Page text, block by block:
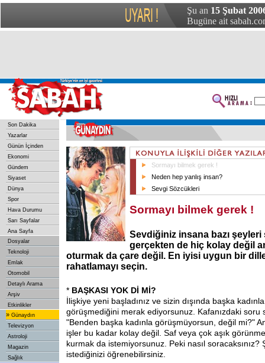
Şu an 15 Şubat
Bugüne ait
Son Dakika
Yazarlar
Günün İçinden
Ekonomi
Gündem
Siyaset
Dünya
Spor
Hava Durumu
Sarı Sayfalar
Ana Sayfa
Dosyalar
Teknoloji
Emlak
Otomobil
Detaylı Arama
Arşiv
Etkinlikler
» Günaydın
Televizyon
Astroloji
Magazin
Sağlık
Sormayı bilmek gerek !
Neden hep yanlış insan?
Sevgi Sözcükleri
Sormayı bilmek gerek !
Sevdiğiniz insana bazı şeyleri
gerçekten de hiç kolay değil
oturmak da çare değil. En iyisi uygun bir
rahatlamayı seçin.
* BAŞKASI YOK Dİ Mİ?
İlişkiye yeni başladınız ve sizin dışında başka
görüşmediğini merak ediyorsunuz. Kafanızdaki soru
"Benden başka kadınla görüşmüyorsun, değil mi?"
işler bu kadar kolay değil. Saf veya çok aşık
kurmak da istemiyorsunuz. Peki nasıl soracaksınız?
istediğinizi öğrenebilirsiniz.